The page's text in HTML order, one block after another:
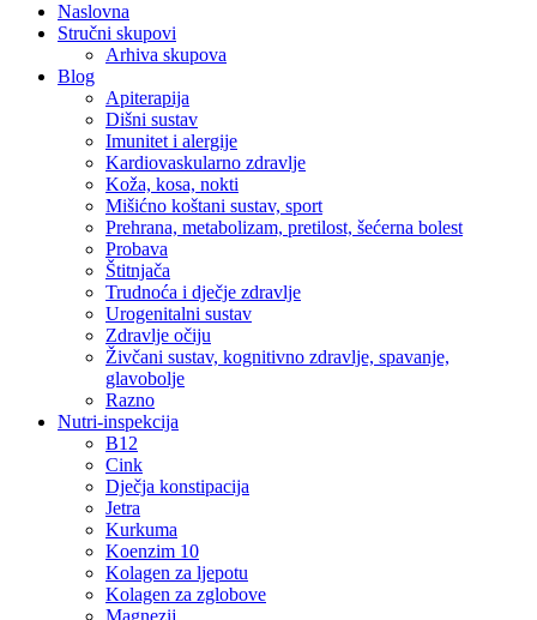
Naslovna
Stručni skupovi
Arhiva skupova
Blog
Apiterapija
Dišni sustav
Imunitet i alergije
Kardiovaskularno zdravlje
Koža, kosa, nokti
Mišićno koštani sustav, sport
Prehrana, metabolizam, pretilost, šećerna bolest
Probava
Štitnjača
Trudnoća i dječje zdravlje
Urogenitalni sustav
Zdravlje očiju
Živčani sustav, kognitivno zdravlje, spavanje,
glavobolje
Razno
Nutri-inspekcija
B12
Cink
Dječja konstipacija
Jetra
Kurkuma
Koenzim 10
Kolagen za ljepotu
Kolagen za zglobove
Magnezij